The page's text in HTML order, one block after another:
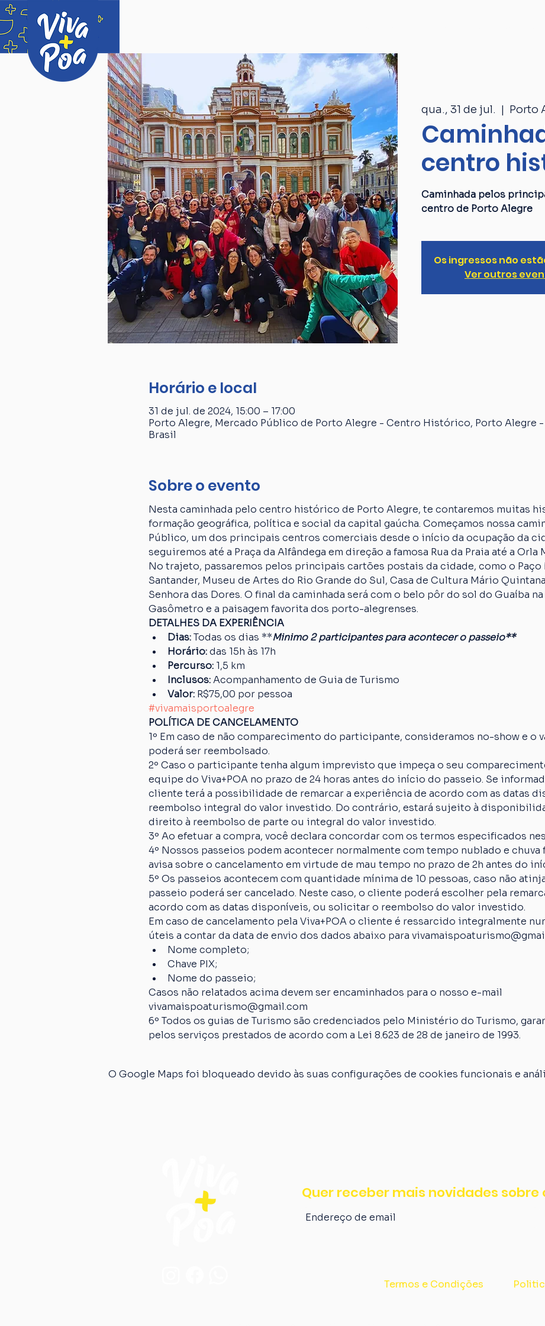
qua., 31 de jul.
  |
Porto
centro
Caminhada pelos
centro de Porto Alegre
Os ingressos não
Ver outros
Horário e local
31 de jul. de 2024, 15:00 – 17:00
Porto Alegre, Mercado Público de Porto Alegre - Centro Histórico, Porto Alegre -
Brasil
Sobre o evento
Nesta caminhada pelo centro histórico de Porto Alegre, te contaremos muitas
formação geográfica, política e social da capital gaúcha. Começamos nossa
Público, um dos principais centros comerciais desde o início da ocupação da
seguiremos até a Praça da Alfândega em direção a famosa Rua da Praia até a Orla
No trajeto, passaremos pelos principais cartões postais da cidade, como o Paço
Santander, Museu de Artes do Rio Grande do Sul, Casa de Cultura Mário
Senhora das Dores. O final da caminhada será com o belo pôr do sol do Guaíba
Gasômetro e a paisagem favorita dos porto-alegrenses.
DETALHES DA EXPERIÊNCIA
Dias: Todas os dias **Minimo 2 participantes para acontecer o passeio**
Horário: das 15h às 17h
Percurso: 1,5 km
Inclusos: Acompanhamento de Guia de Turismo
Valor: R$75,00 por pessoa
#vivamaisportoalegre
POLÍTICA DE CANCELAMENTO
1º Em caso de não comparecimento do participante, consideramos no-show e o
poderá ser reembolsado.
2º Caso o participante tenha algum imprevisto que impeça o seu
equipe do Viva+POA no prazo de 24 horas antes do início do passeio. Se
cliente terá a possibilidade de remarcar a experiência de acordo com as datas
reembolso integral do valor investido. Do contrário, estará sujeito à
direito à reembolso de parte ou integral do valor investido.
3º Ao efetuar a compra, você declara concordar com os termos especificados
4º Nossos passeios podem acontecer normalmente com tempo nublado e chuva
avisa sobre o cancelamento em virtude de mau tempo no prazo de 2h antes do
5º Os passeios acontecem com quantidade mínima de 10 pessoas, caso não
passeio poderá ser cancelado. Neste caso, o cliente poderá escolher pela
acordo com as datas disponíveis, ou solicitar o reembolso do valor investido.
Em caso de cancelamento pela Viva+POA o cliente é ressarcido integralmente
úteis a contar da data de envio dos dados abaixo para
Nome completo;
Chave PIX;
Nome do passeio;
Casos não relatados acima devem ser encaminhados para o nosso e-mail
vivamaispoaturismo@gmail.com
6º Todos os guias de Turismo são credenciados pelo Ministério do Turismo,
pelos serviços prestados de acordo com a Lei 8.623 de 28 de janeiro de 1993.
O Google Maps foi bloqueado devido às suas configurações de cookies funcionais e
Quer receber mais novidades sobre
Termos e Condições